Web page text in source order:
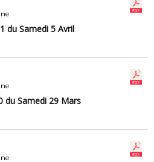
du Samedi 5 Avril
du Samedi 29 Mars